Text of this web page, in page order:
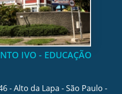
IVO - EDUCAÇÃO
- Alto da Lapa - São Paulo -